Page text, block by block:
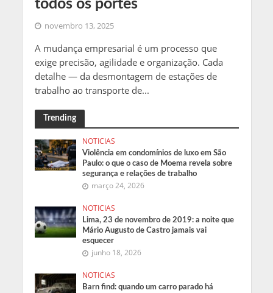
todos os portes
novembro 13, 2025
A mudança empresarial é um processo que
exige precisão, agilidade e organização. Cada
detalhe — da desmontagem de estações de
trabalho ao transporte de...
Trending
NOTICIAS
Violência em condomínios de luxo em São
Paulo: o que o caso de Moema revela sobre
segurança e relações de trabalho
março 24, 2026
NOTICIAS
Lima, 23 de novembro de 2019: a noite que
Mário Augusto de Castro jamais vai
esquecer
junho 18, 2026
NOTICIAS
Barn find: quando um carro parado há